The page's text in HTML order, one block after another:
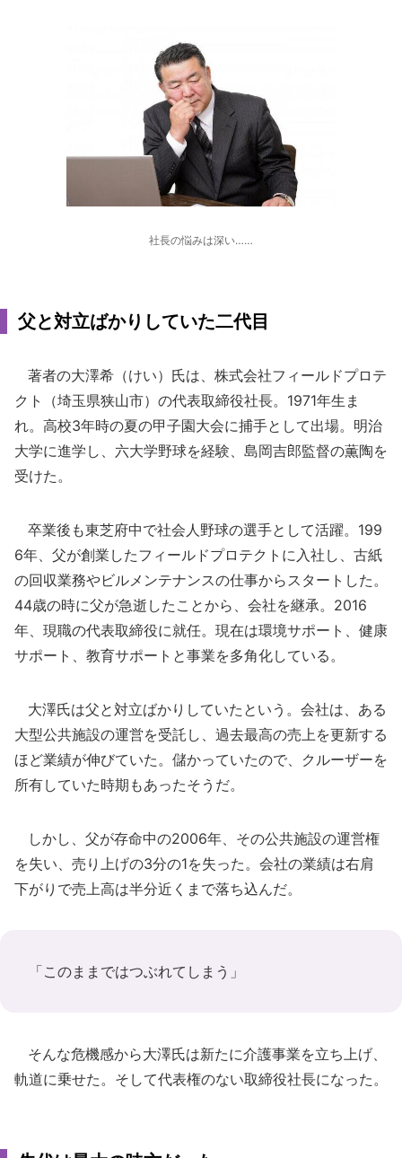
社長の悩みは深い……
父と対立ばかりしていた二代目
著者の大澤希（けい）氏は、株式会社フィールドプロテ
クト（埼玉県狭山市）の代表取締役社長。1971年生ま
れ。高校3年時の夏の甲子園大会に捕手として出場。明治
大学に進学し、六大学野球を経験、島岡吉郎監督の薫陶を
受けた。
卒業後も東芝府中で社会人野球の選手として活躍。199
6年、父が創業したフィールドプロテクトに入社し、古紙
の回収業務やビルメンテナンスの仕事からスタートした。
44歳の時に父が急逝したことから、会社を継承。2016
年、現職の代表取締役に就任。現在は環境サポート、健康
サポート、教育サポートと事業を多角化している。
大澤氏は父と対立ばかりしていたという。会社は、ある
大型公共施設の運営を受託し、過去最高の売上を更新する
ほど業績が伸びていた。儲かっていたので、クルーザーを
所有していた時期もあったそうだ。
しかし、父が存命中の2006年、その公共施設の運営権
を失い、売り上げの3分の1を失った。会社の業績は右肩
下がりで売上高は半分近くまで落ち込んだ。
「このままではつぶれてしまう」
そんな危機感から大澤氏は新たに介護事業を立ち上げ、
軌道に乗せた。そして代表権のない取締役社長になった。